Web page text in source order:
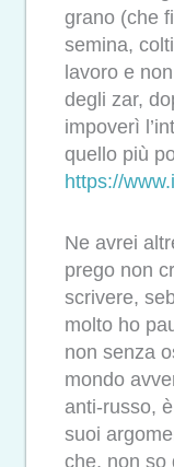
grano (che
semina,
lavoro e
degli zar,
impoverì
quello più
https://
Ne avrei
prego non
scrivere,
molto ho
non senza
mondo
anti-russo,
suoi
che, non so